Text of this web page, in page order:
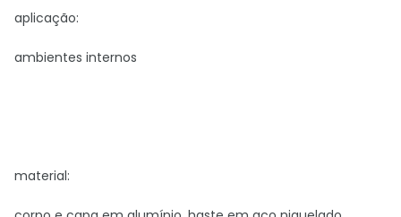
aplicação:
ambientes internos
material: